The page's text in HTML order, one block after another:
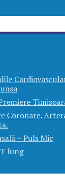
Coronare.
– Puls Mic
lung